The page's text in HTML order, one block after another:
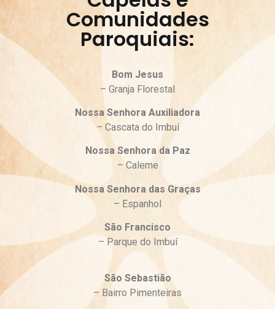
Comunidades
Paroquiais:
Bom Jesus
– Granja Florestal
Nossa Senhora Auxiliadora
– Cascata do Imbuí
Nossa Senhora da Paz
– Caleme
Nossa Senhora das Graças
– Espanhol
São Francisco
– Parque do Imbuí
São Sebastião
– Bairro Pimenteiras